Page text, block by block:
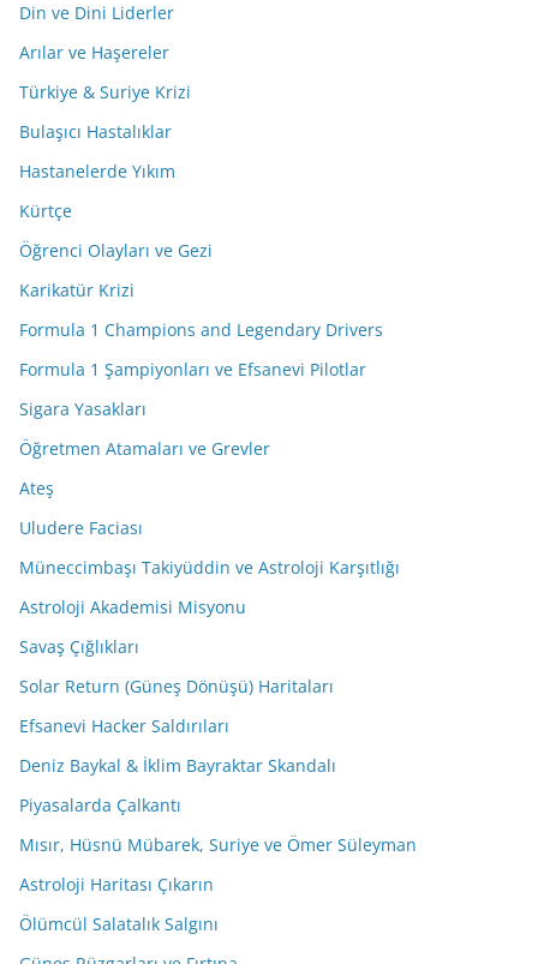
Din ve Dini Liderler
Arılar ve Haşereler
Türkiye & Suriye Krizi
Bulaşıcı Hastalıklar
Hastanelerde Yıkım
Kürtçe
Öğrenci Olayları ve Gezi
Karikatür Krizi
Formula 1 Champions and Legendary Drivers
Formula 1 Şampiyonları ve Efsanevi Pilotlar
Sigara Yasakları
Öğretmen Atamaları ve Grevler
Ateş
Uludere Faciası
Müneccimbaşı Takiyüddin ve Astroloji Karşıtlığı
Astroloji Akademisi Misyonu
Savaş Çığlıkları
Solar Return (Güneş Dönüşü) Haritaları
Efsanevi Hacker Saldırıları
Deniz Baykal & İklim Bayraktar Skandalı
Piyasalarda Çalkantı
Mısır, Hüsnü Mübarek, Suriye ve Ömer Süleyman
Astroloji Haritası Çıkarın
Ölümcül Salatalık Salgını